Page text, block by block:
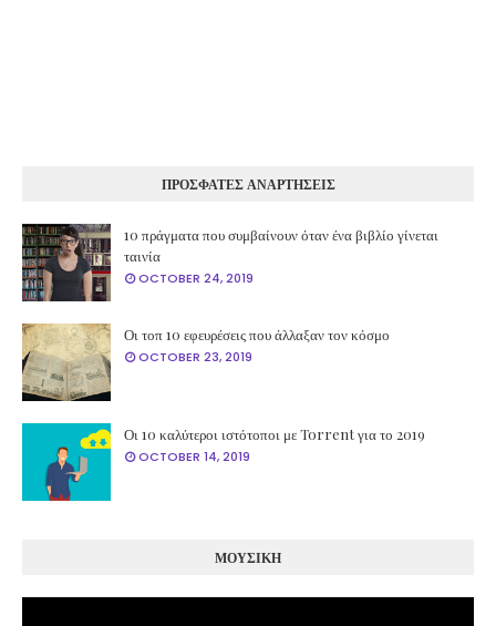
ΠΡΟΣΦΑΤΕΣ ΑΝΑΡΤΗΣΕΙΣ
10 πράγματα που συμβαίνουν όταν ένα βιβλίο γίνεται
ταινία
OCTOBER 24, 2019
Οι τοπ 10 εφευρέσεις που άλλαξαν τον κόσμο
OCTOBER 23, 2019
Οι 10 καλύτεροι ιστότοποι με Torrent για το 2019
OCTOBER 14, 2019
ΜΟΥΣΙΚΗ